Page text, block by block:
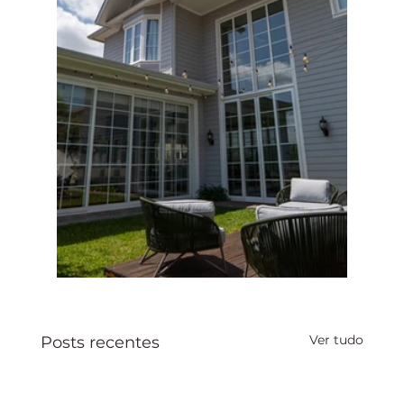
Posts recentes Ver tudo